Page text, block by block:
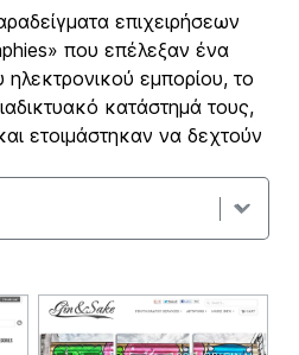
επιχειρήσεων
που επέλεξαν ένα
εμπορίου, το
κατάστημά τους,
ετοιμάστηκαν να δεχτούν